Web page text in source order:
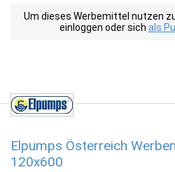
Um dieses Werbemittel nutzen
einloggen oder sich als
Elpumps Österreich
120x600